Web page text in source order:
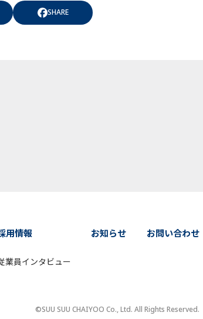
SHARE
用情報
業員インタビュー
お知らせ お問い合わせ
©SUU SUU CHAIYOO Co., Ltd. All Rights Reserved.